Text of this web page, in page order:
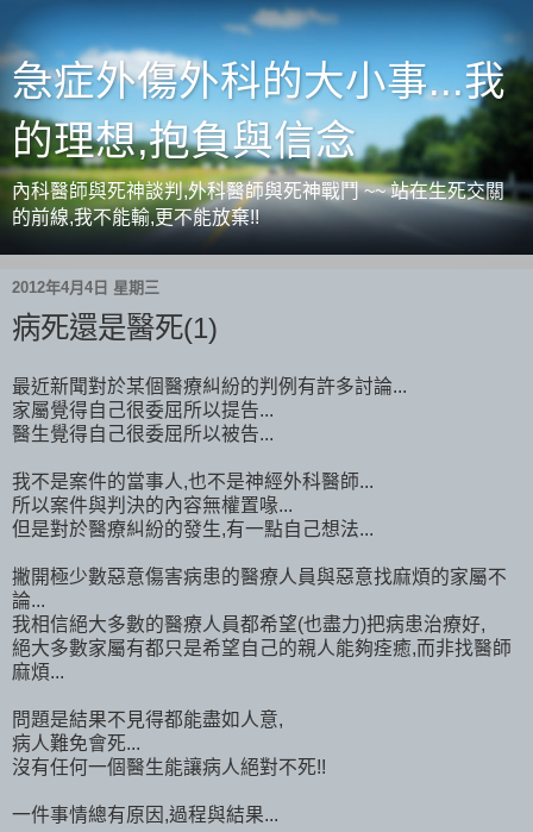
急症外傷外科的大小事...我
的理想,抱負與信念
內科醫師與死神談判,外科醫師與死神戰鬥 ~~ 站在生死交關
的前線,我不能輸,更不能放棄!!
2012年4月4日 星期三
病死還是醫死(1)
最近新聞對於某個醫療糾紛的判例有許多討論...
家屬覺得自己很委屈所以提告...
醫生覺得自己很委屈所以被告...
我不是案件的當事人,也不是神經外科醫師...
所以案件與判決的內容無權置喙...
但是對於醫療糾紛的發生,有一點自己想法...
撇開極少數惡意傷害病患的醫療人員與惡意找麻煩的家屬不
論...
我相信絕大多數的醫療人員都希望(也盡力)把病患治療好,
絕大多數家屬有都只是希望自己的親人能夠痊癒,而非找醫師
麻煩...
問題是結果不見得都能盡如人意,
病人難免會死...
沒有任何一個醫生能讓病人絕對不死!!
一件事情總有原因,過程與結果...